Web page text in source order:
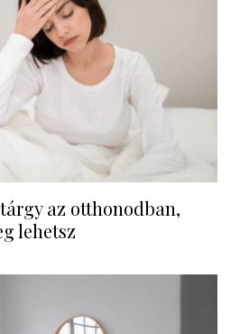
az otthonodban,
lehetsz